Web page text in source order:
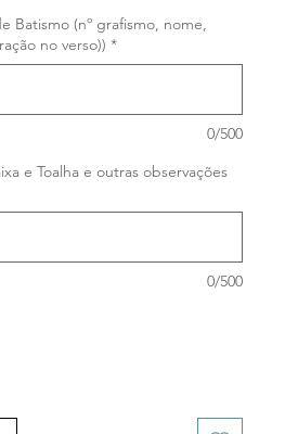
Batismo (nº grafismo, nome,
no verso)) *
0/500
e Toalha e outras observações
0/500